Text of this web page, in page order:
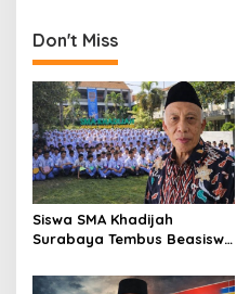
t
i
o
n
Don't Miss
Siswa SMA Khadijah
Surabaya Tembus Beasiswa
Jalur Prestasi